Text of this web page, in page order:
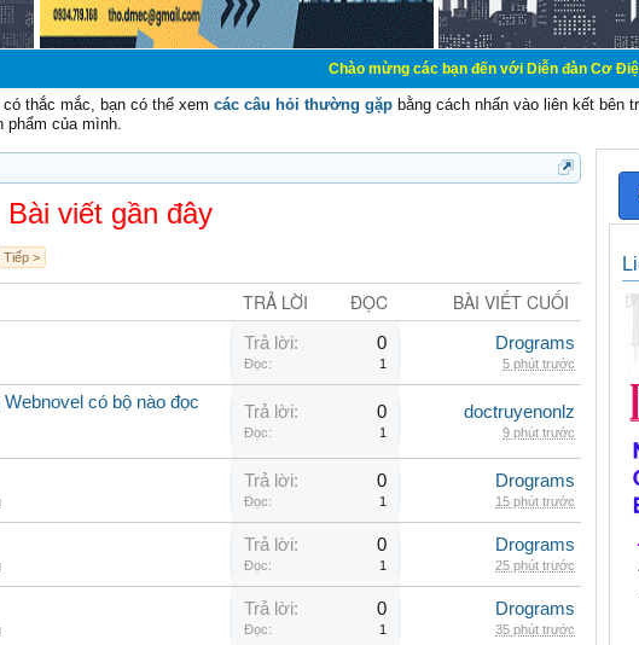
Chào mừng các bạn đến với Diễn đàn Cơ Điện - Diễn
thắc mắc, bạn có thể xem các câu hỏi thường gặp bằng cách nhấn vào liên kết bên
phẩm của mình.
Bài viết gần đây
Tiếp >
TRẢ LỜI ĐỌC BÀI VIẾT CUỐI
Trả lời: 0
Đọc: 1
Drograms
5 phút trước
có bộ nào đọc
Trả lời: 0
Đọc: 1
doctruyenonlz
9 phút trước
Trả lời: 0
Đọc: 1
Drograms
15 phút trước
Trả lời: 0
Đọc: 1
Drograms
25 phút trước
Trả lời: 0
Đọc: 1
Drograms
35 phút trước